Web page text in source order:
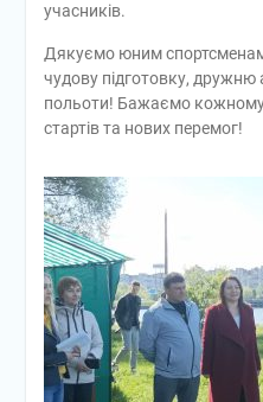
учасників.
Дякуємо юним
чудову підготовку, дружню
польоти! Бажаємо кожному
стартів та нових перемог!